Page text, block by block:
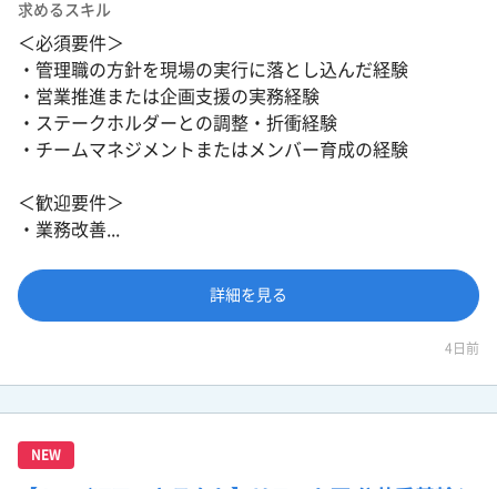
求めるスキル
＜必須要件＞
・管理職の方針を現場の実行に落とし込んだ経験
・営業推進または企画支援の実務経験
・ステークホルダーとの調整・折衝経験
・チームマネジメントまたはメンバー育成の経験
＜歓迎要件＞
・業務改善...
詳細を見る
4日前
NEW